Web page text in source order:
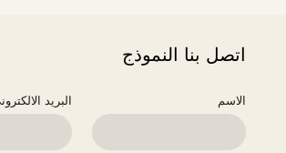
اتصل بنا النموذج
الاسم البريد الالكتروني